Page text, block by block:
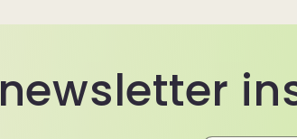
newsletter